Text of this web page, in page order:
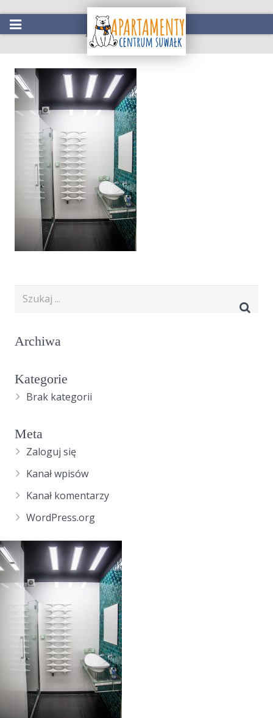
Oferta
Atrakcje w okolicy
Galeria
Kontakt
Rezerwacja
Apartament Serce
Archiwa
Kategorie
Brak kategorii
Meta
Zaloguj się
Kanał wpisów
Kanał komentarzy
WordPress.org